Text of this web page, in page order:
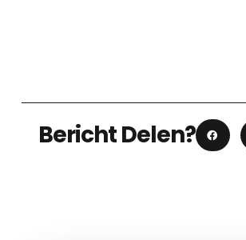
Bericht Delen?